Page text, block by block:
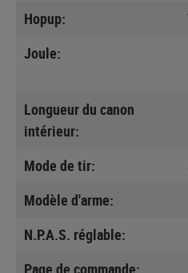
Hopup:
Joule:
Longueur du canon
intérieur:
Mode de tir:
Modèle d'arme:
N.P.A.S. réglable:
Page de commande: